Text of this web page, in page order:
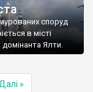
споруд
в місті
Ялти.
Далі »